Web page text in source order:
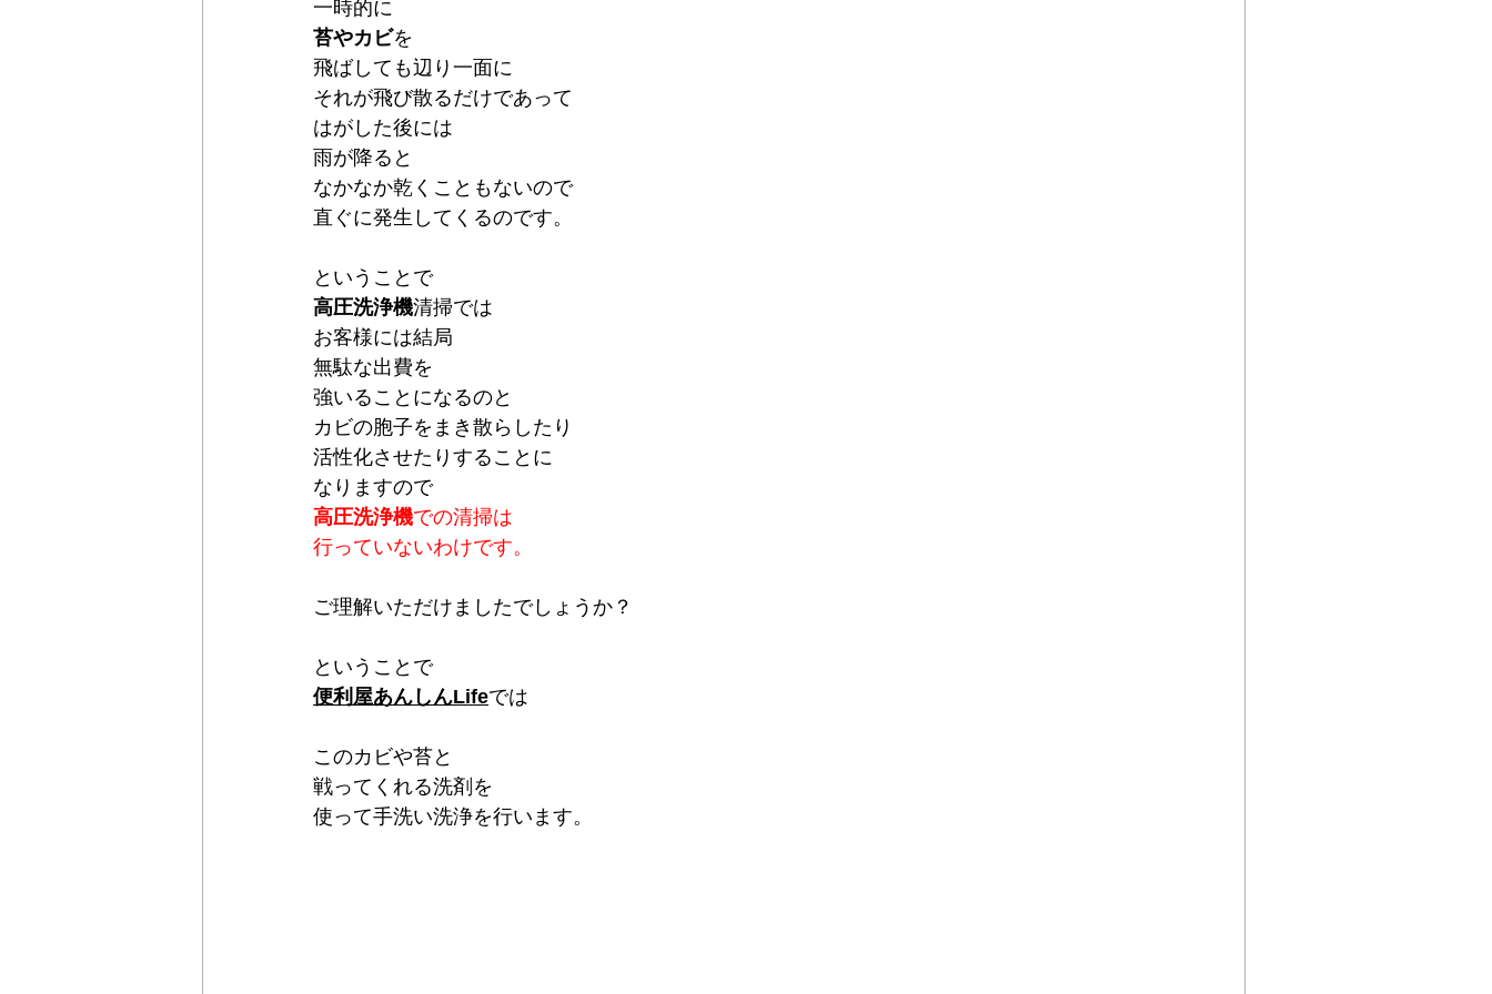
一時的に
苔やカビを
飛ばしても辺り一面に
それが飛び散るだけであって
はがした後には
雨が降ると
なかなか乾くこともないので
直ぐに発生してくるのです。
ということで
高圧洗浄機清掃では
お客様には結局
無駄な出費を
強いることになるのと
カビの胞子をまき散らしたり
活性化させたりすることに
なりますので
高圧洗浄機での清掃は
行っていないわけです。
ご理解いただけましたでしょうか？
ということで
便利屋あんしんLifeでは
このカビや苔と
戦ってくれる洗剤を
使って手洗い洗浄を行います。